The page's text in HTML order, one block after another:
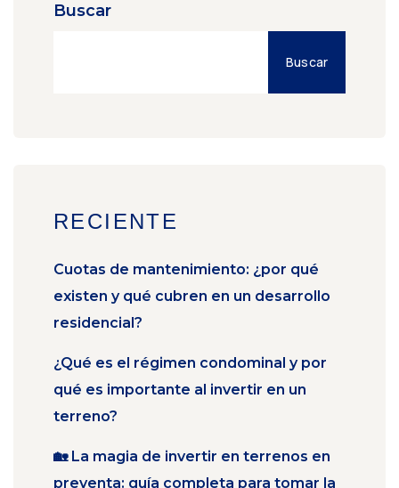
Buscar
Buscar
RECIENTE
Cuotas de mantenimiento: ¿por qué
existen y qué cubren en un desarrollo
residencial?
¿Qué es el régimen condominal y por
qué es importante al invertir en un
terreno?
🏡 La magia de invertir en terrenos en
preventa: guía completa para tomar la